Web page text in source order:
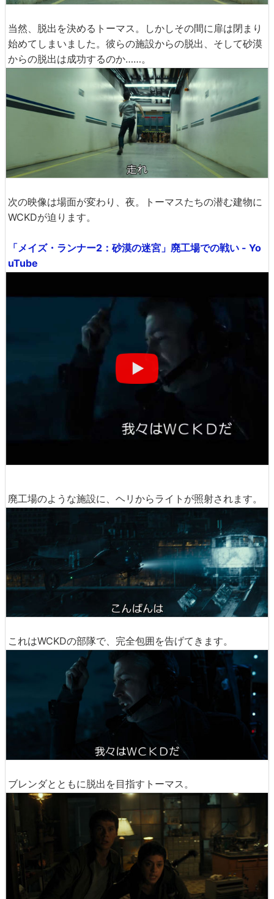
当然、脱出を決めるトーマス。しかしその間に扉は閉まり
始めてしまいました。彼らの施設からの脱出、そして砂漠
からの脱出は成功するのか……。
次の映像は場面が変わり、夜。トーマスたちの潜む建物に
WCKDが迫ります。
「メイズ・ランナー2：砂漠の迷宮」廃工場での戦い - Yo
uTube
廃工場のような施設に、ヘリからライトが照射されます。
これはWCKDの部隊で、完全包囲を告げてきます。
ブレンダとともに脱出を目指すトーマス。